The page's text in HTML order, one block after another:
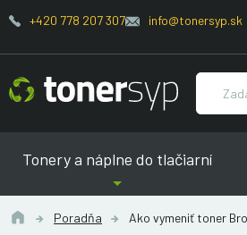
+420 778 207 307 info@tonersyp.sk
Tonery a náplne do tlačiarní
Poradňa Ako vymeniť toner